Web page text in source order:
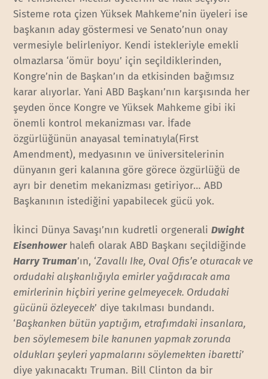
Sisteme rota çizen Yüksek Mahkeme’nin üyeleri ise
başkanın aday göstermesi ve Senato’nun onay
vermesiyle belirleniyor. Kendi istekleriyle emekli
olmazlarsa ‘ömür boyu’ için seçildiklerinden,
Kongre’nin de Başkan’ın da etkisinden bağımsız
karar alıyorlar. Yani ABD Başkanı’nın karşısında her
şeyden önce Kongre ve Yüksek Mahkeme gibi iki
önemli kontrol mekanizması var. İfade
özgürlüğünün anayasal teminatıyla(First
Amendment), medyasının ve üniversitelerinin
dünyanın geri kalanına göre görece özgürlüğü de
ayrı bir denetim mekanizması getiriyor… ABD
Başkanının istediğini yapabilecek gücü yok.
İkinci Dünya Savaşı’nın kudretli orgeneraliDwight
Eisenhower halefi olarak ABD Başkanı seçildiğinde
Harry Truman’ın, ‘Zavallı Ike, Oval Ofis’e oturacak ve
ordudaki alışkanlığıyla emirler yağdıracak ama
emirlerinin hiçbiri yerine gelmeyecek. Ordudaki
gücünü özleyecek’ diye takılması bundandı.
‘Başkanken bütün yaptığım, etrafımdaki insanlara,
ben söylemesem bile kanunen yapmak zorunda
oldukları şeyleri yapmalarını söylemekten ibaretti’
diye yakınacaktı Truman. Bill Clinton da bir